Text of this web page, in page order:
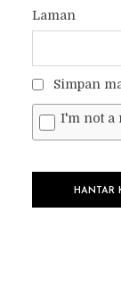
Laman
Simpan
I'm not a